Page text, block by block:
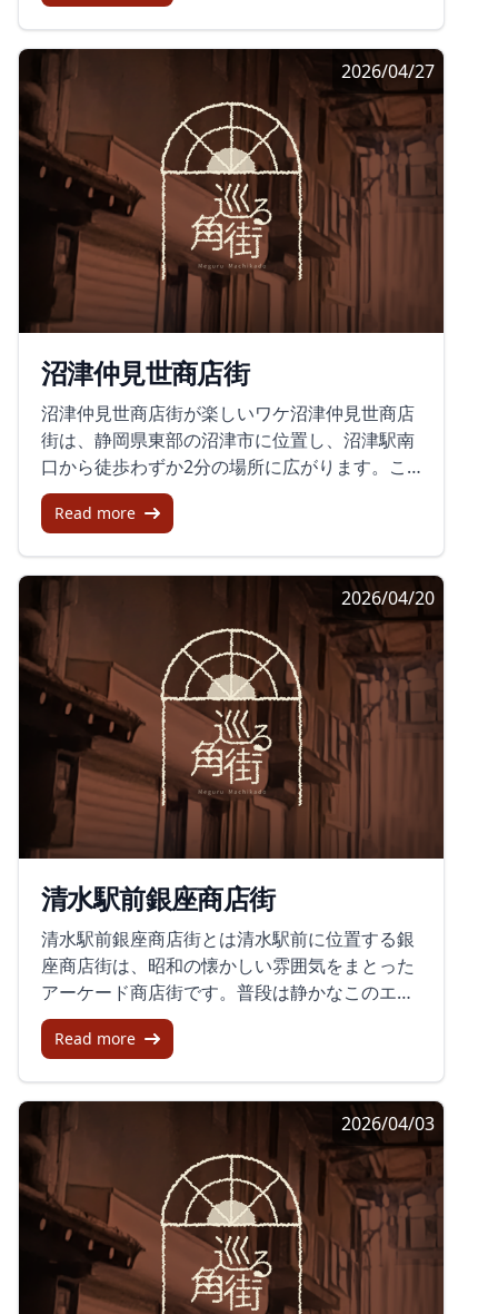
富士山を背景にした街歩き富士駅前や富士本町
周辺の記録では、富士山の見え方も話題になっ
ていました。夏は富士山が全く見えず、気温が
高いと埃が反射して山がぼけて見えることもあ
るようです。一方で、寒くなる頃のほうがきれ
いに見えるかもしれない、という声もありまし
た。富士山はこの地域の風景に大きく関わる存
在ですが、季節や空気の状態で印象がかなり変
わります。商店街を歩くとき、店並みや通りの
記憶に加えて、空にある富士山の見え方まで含
めて街を受け止めることになります。背景に富
士山があるという土地ならではの感覚が、駅前
や商店街の散策に重なっています。いまの街角
にある、イベントと日常富士本町軽トラ市や富
士駅前日本酒祭りの記録からは、駅前通りや商
店街を使った催しが、街の表情を少しずつ変え
ていることがうかがえます。出店が並ぶ日には
歩行者の流れが生まれ、行列や試飲、買い物の
やり取りが通りの空気をつくります。一方で、
普段の富士銀座通りのように、静かに昭和の面
と、落ち着いた日。そのどちらもが、富士駅前
周辺の街並みを形づくっています。軽トラ市の
ような催しが続けば、商店街や通りを歩くきっ
かけも増えていきそうです。街の記録として見
たとき、ここにはイベントの場としての顔と、
日常の通りとしての顔が、同じ場所に並んでい
るように感じられます。
られるスポットですが、レビューでは温度が低
めで少し物足りなかったという感想も見られま
した。また、アーケード内にある伊豆柏屋で水
まんじゅうを購入したという声もありました。
商店街を歩きながら、こうした和菓子を楽しめ
るのはうれしいところです。散策の途中で甘い
ものを味わうと、昭和レトロな通りの空気がよ
り印象深く感じられます。2026年春開業予定の
「湯けむり市場」に期待検索情報によると、キ
ネマ通り商店街には2026年春、新複合飲食施設
「伊東温泉 湯けむり市場」が開業予定です。伊
東駅から徒歩約5分の好立地で、全天候型アー
ス、カラオケ付き宴会場が集まる計画です。雨
の日でも歩きやすい商店街に、新たな食の拠点
が加わることで、通りの雰囲気がどう変わるの
か注目されます。ランチから夜のちょい飲みま
で楽しめる場として、観光客だけでなく地元の
人にも使いやすい存在になりそうです。伊東散
策の途中で立ち寄りたい商店街キネマ通り商店
街は、にぎやかな観光地というより、伊東の街
の時間がそのまま残っているような場所です。
少し寂しさのある空気も含めて、昭和の商店街
らしさを感じられます。伊東駅から東海館方面
へ歩く途中に立ち寄れば、通りの変化や店先の
様子を見ながら、伊東温泉の別の表情に出会え
ます。今後の再生や新施設の動きとあわせて、
これからの変化にも目を向けたい商店街です。
なデザインが興味深く、多くの観光客が訪れる
理由の一つです。この商店街は、かつては最先
端をゆくデザインで、地域の中心商業地として
栄えていましたが、現在では少し寂しさが漂っ
ています。さらに、キン肉マンミュージアムも
この商店街の目玉となっており、特にオタク文
化のファンにとっては訪れる価値のある場所と
なっています。イベント時には多くのファンが
集まり、まるで異世界に迷い込んだかのような
雰囲気に包まれます。変わりゆくアーケードの
風景しかし、この歴史的な商店街もまた、新し
い時代の波に乗って変化しようとしています。
再開発が本格的に始まっており、一部の建物は
すでに解体が進んでいます。古き良きアーケー
ドの雰囲気を保ちつつ、新たな姿へと生まれ変
わろうとしています。再開発により2029年には
新しいビルが完成予定であり、未来の街づくり
が期待されます。再開発計画は地元の地権者ら
で構成される再開発組合が主体となり進めてい
ます。新しい建物は地上10階建てとなる予定
で、商業施設と住宅を兼ね備えた便利な場所と
なります。このプロジェクトは地域の更新を象
徴するものでもあり、多くの期待が寄せられて
います。おもてなしと地元の魅力地元の店員さ
んたちも親しみやすく、優しい対応が心に残り
ます。訪れる人々にとって、忘れられない旅の
一コマとなることでしょう。アーケード名店街
の周辺には、さらに興味深い建物やスポットも
点在しています。例えば、商店街の北端にある
元コインランドリーやクリーニング店など、き
らりと光る建物もあり、訪問するたびに新しい
津アーケード名店街はその独特な魅力と歴史を
保持しつつ、新しい発展へと向かっています。
再開発が進む中、かつての魅力を新しい世代に
伝える役割を担うことが期待されています。こ
の変化こそが、さらに多くの人々を惹きつけ、
訪れたくなる街にしていくでしょう。沼津アー
ケード名店街。その変貌を見届けるのも旅の楽
しみの一つです。次に訪れる際には、どんな新
しい風景が広がっているのか、楽しみでなりま
せん。
2026/04/27
沼津仲見世商店街
沼津仲見世商店街が楽しいワケ沼津仲見世商店
街は、静岡県東部の沼津市に位置し、沼津駅南
口から徒歩わずか2分の場所に広がります。こ
の商店街は、徒歩で簡単に訪れることができ、
地方都市の商店街としては珍しく、平日であっ
つに、アニメ『ラブライブ！サンシャイン!!』
とのコラボレーションがあります。アニメとの
コラボで地域が盛り上がる沼津仲見世商店街
は、『ラブライブ！サンシャイン!!』の舞台と
なっているため、アニメファンにとっては特別
な場所です。商店街にはキャラクターが描かれ
たマンホールやアニメにちなんだ装飾が施さ
れ、アニメの舞台を実際に訪れることで一層深
く作品の世界観を体験できます。このようなア
ニメとのコラボレーションが、商店街に新たな
命を吹き込み、観光地としても注目を集めてい
ます。多彩な店舗が立ち並ぶ商店街には、ファ
ッション、飲食店、文房具店など、多彩なジャ
ンルの約250メートルの長さの店舗が立ち並ん
でいます。特に有名な中華料理店やカフェ、ア
クセサリーショップなど、老若男女問わず楽し
めるお店が揃っています。また、全店舗を見て
回るだけでも心地よいアーケードを散策する楽
しみがあります。安全で安心な歩行者専用エリ
ア沼津仲見世商店街は、車の侵入が禁止された
歩行者専用のエリアです。これにより、小さな
お子さんやお年寄りでも安心して買い物や散策
を楽しむことができます。この安全な環境は、
都市部とは違ったゆったりとした時間を過ごせ
ることで、多くの訪問者にとって居心地の良い
場所となっています。季節ごとのイベントも盛
りだくさんさらに、商店街では季節に応じた
様々なイベントが開催されます。夏場の七夕飾
Read more
2026/04/20
清水駅前銀座商店街
清水駅前銀座商店街とは清水駅前に位置する銀
座商店街は、昭和の懐かしい雰囲気をまとった
アーケード商店街です。普段は静かなこのエリ
アも、特別なイベントが開催されると賑わいを
見せ、多くの人々が訪れます。ビーバップハイ
させるようなイベントが数多く開催されていま
す。特にビーバップハイスクールのイベントで
は、商店街全体がそのテーマ一色に染まり、店
員が学ランやセーラー服といった懐かしのコス
プレをしてお客さんを迎え入れてくれます。当
時の撮影セットもあり、屋上からはアーケード
の全貌を楽しむことができます。現代と昭和が
交差する場所訪問者は、昭和にタイムスリップ
Read more
2026/04/03